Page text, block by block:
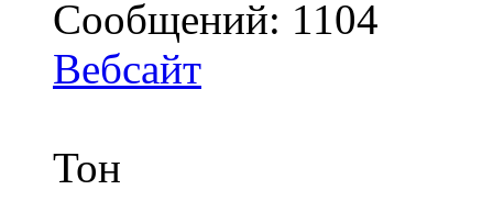
Сообщений: 1104
Вебсайт
Тон